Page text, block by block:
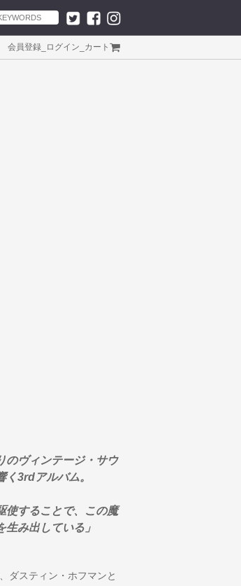
会員登録 ログイン カート
のヴィンテージ・サウ
3rdアルバム。
使することで、この魔
み出している」
ダスティン・ホフマンと